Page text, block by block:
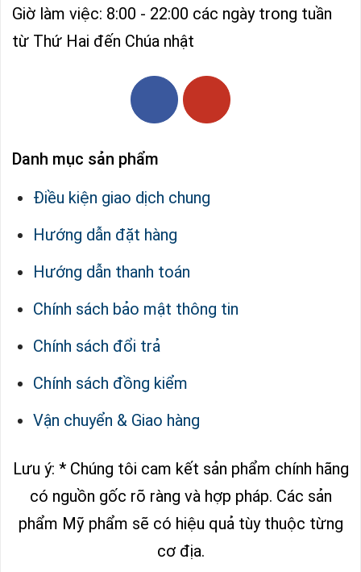
Giờ làm việc: 8:00 - 22:00 các ngày trong tuần
từ Thứ Hai đến Chúa nhật
Danh mục sản phẩm
Điều kiện giao dịch chung
Hướng dẫn đặt hàng
Hướng dẫn thanh toán
Chính sách bảo mật thông tin
Chính sách đổi trả
Chính sách đồng kiểm
Vận chuyển & Giao hàng
Lưu ý: * Chúng tôi cam kết sản phẩm chính hãng
có nguồn gốc rõ ràng và hợp pháp. Các sản
phẩm Mỹ phẩm sẽ có hiệu quả tùy thuộc từng
cơ địa.